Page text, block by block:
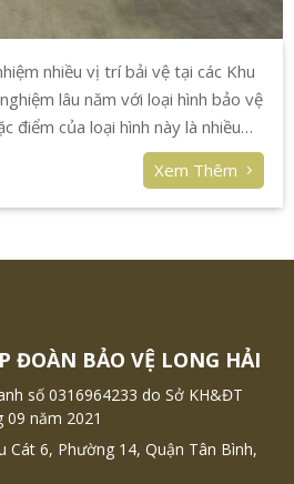
nhiều vị trí bải vệ tại các Khu
lâu năm với loại hình bảo vệ
điểm của loại hình này là nhiều
xuyên với lượng xe cộ khá lớn
công nghiệp cũng có những đặc
Xem Thêm
ĐOÀN BẢO VỆ LONG HẢI
số 0316964233 do Sở KH&ĐT
09 năm 2021
6, Phường 14, Quận Tân Bình,